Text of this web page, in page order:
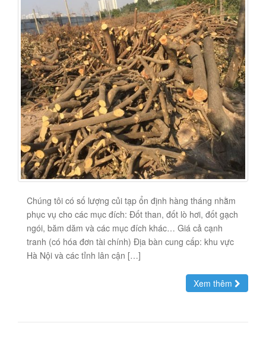
n
Chúng tôi có số lượng củi tạp ổn định hàng tháng nhằm
phục vụ cho các mục đích: Đốt than, đốt lò hơi, đốt gạch
ngói, băm dăm và các mục đích khác… Giá cả cạnh
tranh (có hóa đơn tài chính) Địa bàn cung cấp: khu vực
Hà Nội và các tỉnh lân cận […]
Xem thêm